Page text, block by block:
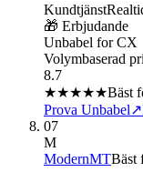
Kundtjänst
🎁 Erbjudande
Unbabel for CX
Volymbaserad
8.7
★★★★★Bäst
Prova Unbabel↗
07
M
ModernMTBäst